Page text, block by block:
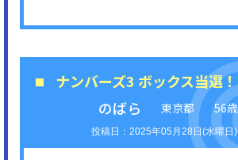
ナンバーズ3 ボックス当選！
のばら
東京都 56歳
2025年05月28日(水曜日